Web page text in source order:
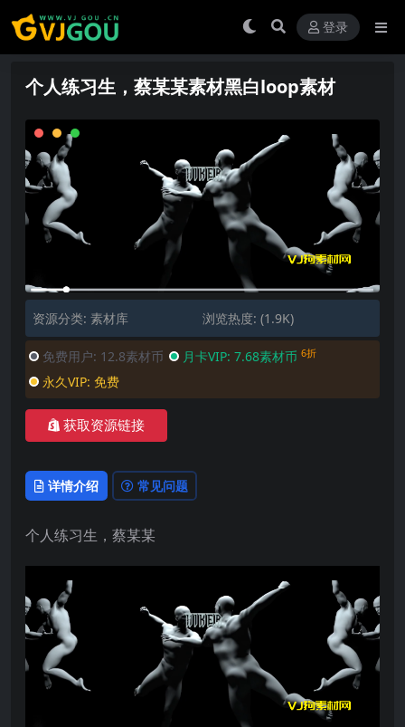
登录
个人练习生，蔡某某素材黑白loop素材
资源分类: 素材库 浏览热度: (1.9K)
免费用户: 12.8素材币 月卡VIP: 7.68素材币 6折
永久VIP: 免费
获取资源链接
详情介绍 常见问题
个人练习生，蔡某某